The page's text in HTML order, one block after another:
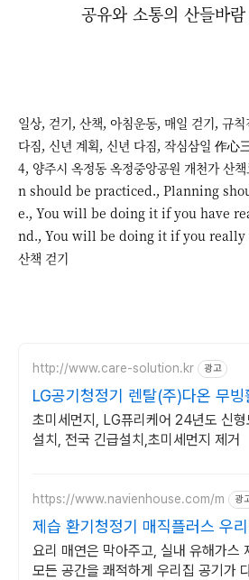
공유와 소통의 산들바
일상, 걷기, 산책, 아침운동, 매일 걷기, 규
다짐, 신년 계획, 신년 다짐, 작심삼일 作
4, 양주시 옥정동 옥정중앙공원 개천가
n should be practiced., Planning
e., You will be doing it if you have
nd., You will be doing it if you really
산책 걷기
http://www.care-solution.kr 광고
LG공기청정기 렌탈(주)다온 무빙
정+추가할인+긴급설치
초미세먼지, LG퓨리케어 24년도 신형
설치, 전국 긴급설치,초미세먼지 제거
https://www.navienhouse.com/m 광
제습 환기청정기 매직플러스 우
요리 매연은 막아주고, 실내 유해가스
모든 공간을 쾌적하게 우리집 공기가